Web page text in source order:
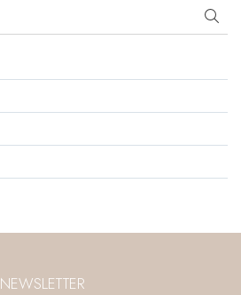
NEWSLETTER